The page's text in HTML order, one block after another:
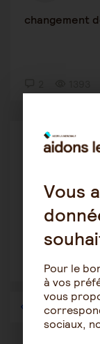
changement
Démence
1601
1
Vous
Pour le
à vos
vous
sociaux,